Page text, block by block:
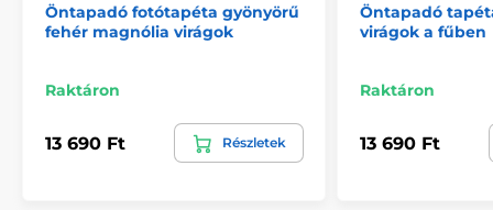
rendelkeznek. Tapétáink PVC-mentesek, és a ragasztó
vízbázisú.
Öntapadó fotótapéta gyönyörű
fehér magnólia virágok
Raktáron
13 690 Ft Részletek
Öntapadó
virágok a fűben
Raktáron
13 690 Ft